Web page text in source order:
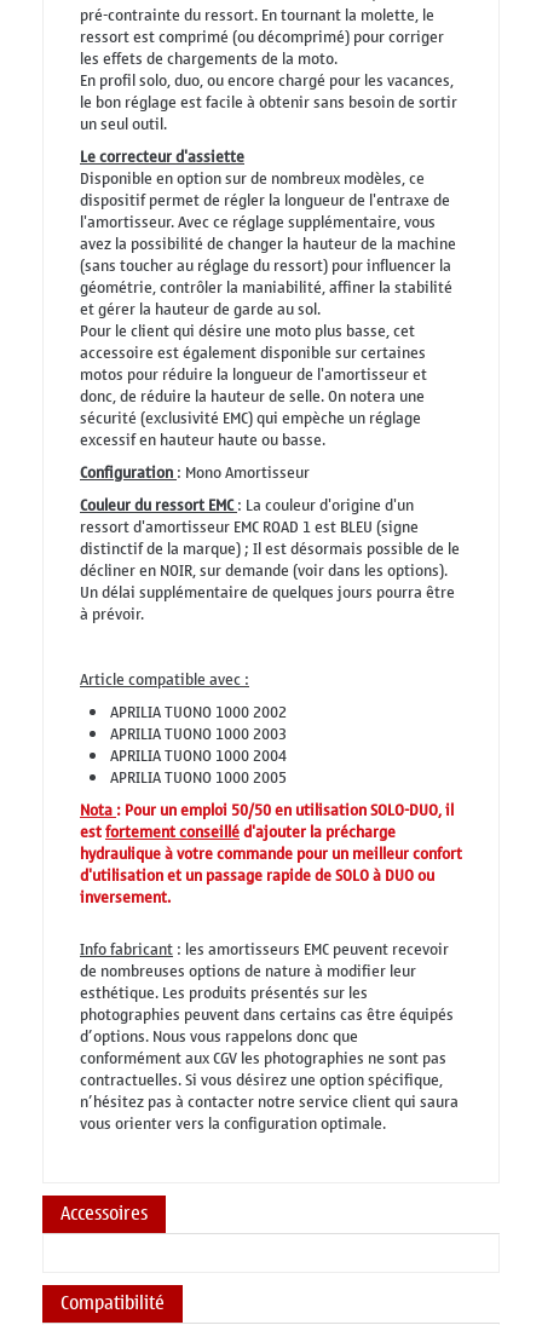
pré-contrainte du ressort. En tournant la molette, le
ressort est comprimé (ou décomprimé) pour corriger
les effets de chargements de la moto.
En profil solo, duo, ou encore chargé pour les vacances,
le bon réglage est facile à obtenir sans besoin de sortir
un seul outil.
Le correcteur d'assiette
Disponible en option sur de nombreux modèles, ce
dispositif permet de régler la longueur de l'entraxe de
l'amortisseur. Avec ce réglage supplémentaire, vous
avez la possibilité de changer la hauteur de la machine
(sans toucher au réglage du ressort) pour influencer la
géométrie, contrôler la maniabilité, affiner la stabilité
et gérer la hauteur de garde au sol.
Pour le client qui désire une moto plus basse, cet
accessoire est également disponible sur certaines
motos pour réduire la longueur de l'amortisseur et
donc, de réduire la hauteur de selle. On notera une
sécurité (exclusivité EMC) qui empèche un réglage
excessif en hauteur haute ou basse.
Configuration: Mono Amortisseur
Couleur du ressort EMC: La couleur d'origine d'un
ressort d'amortisseur EMC ROAD 1 est BLEU (signe
distinctif de la marque) ; Il est désormais possible de le
décliner en NOIR, sur demande (voir dans les options).
Un délai supplémentaire de quelques jours pourra être
à prévoir.
Article compatible avec :
APRILIA TUONO 1000 2002
APRILIA TUONO 1000 2003
APRILIA TUONO 1000 2004
APRILIA TUONO 1000 2005
Nota: Pour un emploi 50/50 en utilisation SOLO-DUO, il
estfortement conseilléd'ajouter la précharge
hydraulique à votre commande pour un meilleur confort
d'utilisation et un passage rapide de SOLO à DUO ou
inversement.
Info fabricant: les amortisseurs EMC peuvent recevoir
de nombreuses options de nature à modifier leur
esthétique. Les produits présentés sur les
photographies peuvent dans certains cas être équipés
d’options. Nous vous rappelons donc que
conformément aux CGV les photographies ne sont pas
contractuelles. Si vous désirez une option spécifique,
n’hésitez pas à contacter notre service client qui saura
vous orienter vers la configuration optimale.
Accessoires
Compatibilité